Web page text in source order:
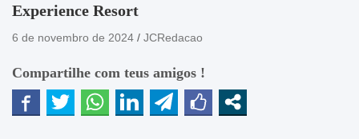
Experience Resort
6 de novembro de 2024 JCRedacao
Compartilhe com teus amigos !